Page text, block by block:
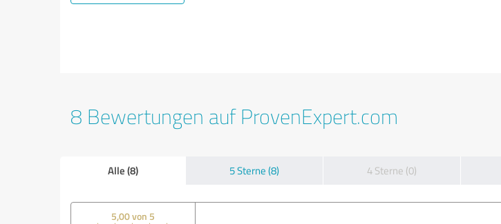
8 Bewertungen auf ProvenExpert.com
Alle (8) 5 Sterne (8) 4 Sterne (0)
5,00 von 5